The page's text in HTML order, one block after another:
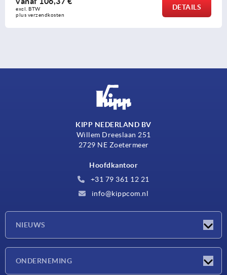
plus verzendkosten
KIPP NEDERLAND BV
Willem Dreeslaan 251
2729 NE Zoetermeer
Hoofdkantoor
+31 79 361 12 21
info@kippcom.nl
NIEUWS
ONDERNEMING